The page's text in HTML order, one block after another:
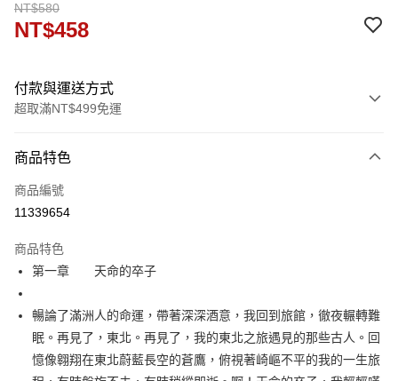
NT$580
NT$458
付款與運送方式
超取滿NT$499免運
信用卡一次付款
運送方式
付款後全家取貨
每筆NT$60，滿NT$499(含以上)免運費
付款後7-11取貨
每筆NT$60，滿NT$499(含以上)免運費
宅配
商品特色
商品編號
11339654
商品特色
第一章 天命的卒子
暢論了滿洲人的命運，帶著深深酒意，我回到旅館，徹夜輾轉難
眠。再見了，東北。再見了，我的東北之旅遇見的那些古人。回
憶像翱翔在東北蔚藍長空的蒼鷹，俯視著崎嶇不平的我的一生旅